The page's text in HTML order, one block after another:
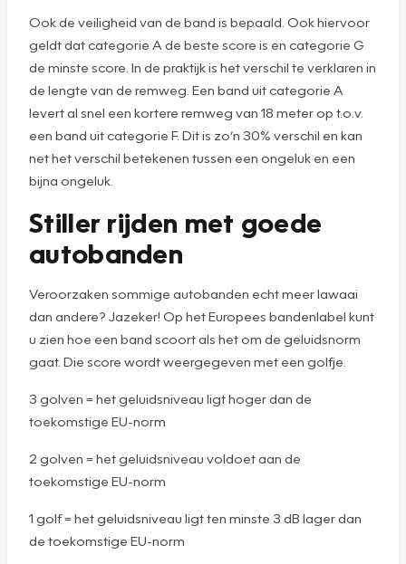
Ook de veiligheid van de band is bepaald. Ook hiervoor
geldt dat categorie A de beste score is en categorie G
de minste score. In de praktijk is het verschil te verklaren in
de lengte van de remweg. Een band uit categorie A
levert al snel een kortere remweg van 18 meter op t.o.v.
een band uit categorie F. Dit is zo’n 30% verschil en kan
net het verschil betekenen tussen een ongeluk en een
bijna ongeluk.
Stiller rijden met goede
autobanden
Veroorzaken sommige autobanden echt meer lawaai
dan andere? Jazeker! Op het Europees bandenlabel kunt
u zien hoe een band scoort als het om de geluidsnorm
gaat. Die score wordt weergegeven met een golfje.
3 golven = het geluidsniveau ligt hoger dan de
toekomstige EU-norm
2 golven = het geluidsniveau voldoet aan de
toekomstige EU-norm
1 golf = het geluidsniveau ligt ten minste 3 dB lager dan
de toekomstige EU-norm